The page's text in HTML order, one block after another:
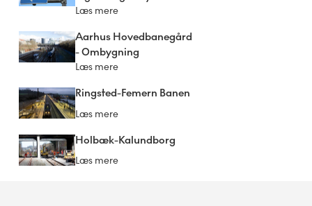
Læs mere
Aarhus Hovedbanegård
- Ombygning
Læs mere
Ringsted-Femern Banen
Læs mere
Holbæk-Kalundborg
Læs mere